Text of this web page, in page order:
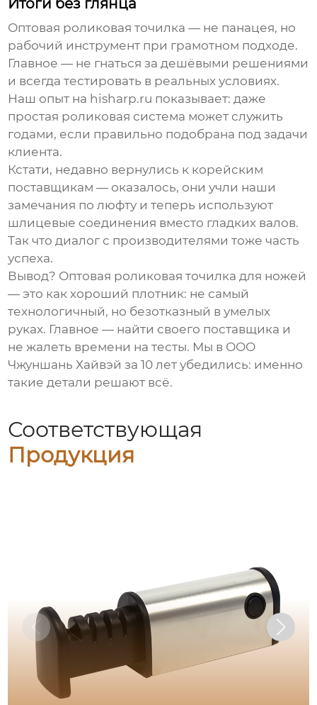
Итоги без глянца
Оптовая роликовая точилка — не панацея, но
рабочий инструмент при грамотном подходе.
Главное — не гнаться за дешёвыми решениями
и всегда тестировать в реальных условиях.
Наш опыт на hisharp.ru показывает: даже
простая роликовая система может служить
годами, если правильно подобрана под задачи
клиента.
Кстати, недавно вернулись к корейским
поставщикам — оказалось, они учли наши
замечания по люфту и теперь используют
шлицевые соединения вместо гладких валов.
Так что диалог с производителями тоже часть
успеха.
Вывод? Оптовая роликовая точилка для ножей
— это как хороший плотник: не самый
технологичный, но безотказный в умелых
руках. Главное — найти своего поставщика и
не жалеть времени на тесты. Мы в ООО
Чжуншань Хайвэй за 10 лет убедились: именно
такие детали решают всё.
Соответствующая
Продукция